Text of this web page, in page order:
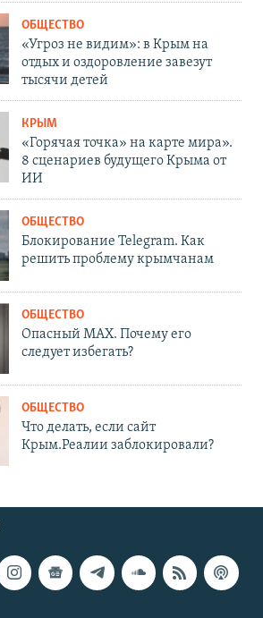
ОБЩЕСТВО
«Угроз не видим»: в Крым на
отдых и оздоровление завезут
тысячи детей
КРЫМ
«Горячая точка» на карте мира».
8 сценариев будущего Крыма от
ИИ
ОБЩЕСТВО
Блокирование Telegram. Как
решить проблему крымчанам
ОБЩЕСТВО
Опасный MAX. Почему его
следует избегать?
ОБЩЕСТВО
Что делать, если сайт
Крым.Реалии заблокировали?